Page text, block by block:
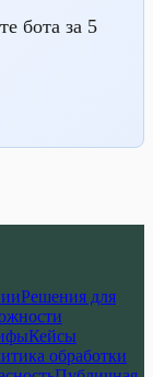
бота за 5
Решения для
Кейсы
обработки